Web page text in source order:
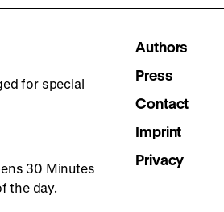
for special
30 Minutes
the day.
Authors
Press
Contact
Imprint
Privacy